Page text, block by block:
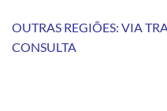
OUTRAS REGIÕES: VIA
CONSULTA